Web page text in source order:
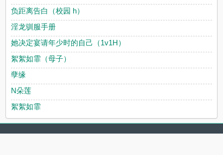
负距离告白（校园 h）
淫龙驯服手册
她决定宴请年少时的自己（1v1H）
絮絮如霏（母子）
孽缘
N朵莲
絮絮如霏